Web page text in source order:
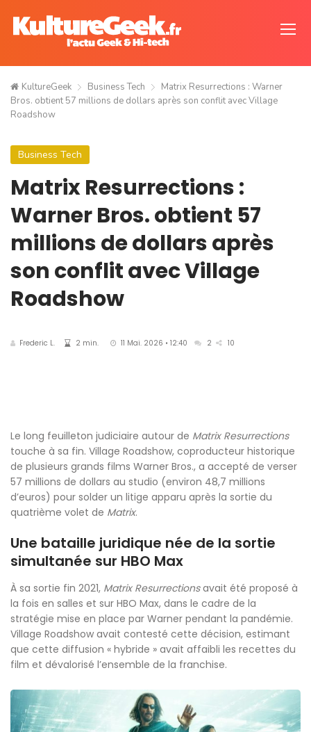
KultureGeek Business Tech
Matrix Resurrections : Warner
Bros. obtient 57 millions de dollars après son conflit avec Village
Roadshow
Business Tech
Matrix Resurrections :
Warner Bros. obtient 57
millions de dollars après
son conflit avec Village
Roadshow
Frederic L. 2 min. 11 Mai. 2026 • 12:40 2 10
Le long feuilleton judiciaire autour de Matrix Resurrections
touche à sa fin. Village Roadshow, coproducteur historique
de plusieurs grands films Warner Bros., a accepté de verser
57 millions de dollars au studio (environ 48,7 millions
d’euros) pour solder un litige apparu après la sortie du
quatrième volet de Matrix.
Une bataille juridique née de la sortie
simultanée sur HBO Max
À sa sortie fin 2021, Matrix Resurrectionsavait été proposé à
la fois en salles et sur HBO Max, dans le cadre de la
stratégie mise en place par Warner pendant la pandémie.
Village Roadshow avait contesté cette décision, estimant
que cette diffusion « hybride » avait affaibli les recettes du
film et dévalorisé l’ensemble de la franchise.